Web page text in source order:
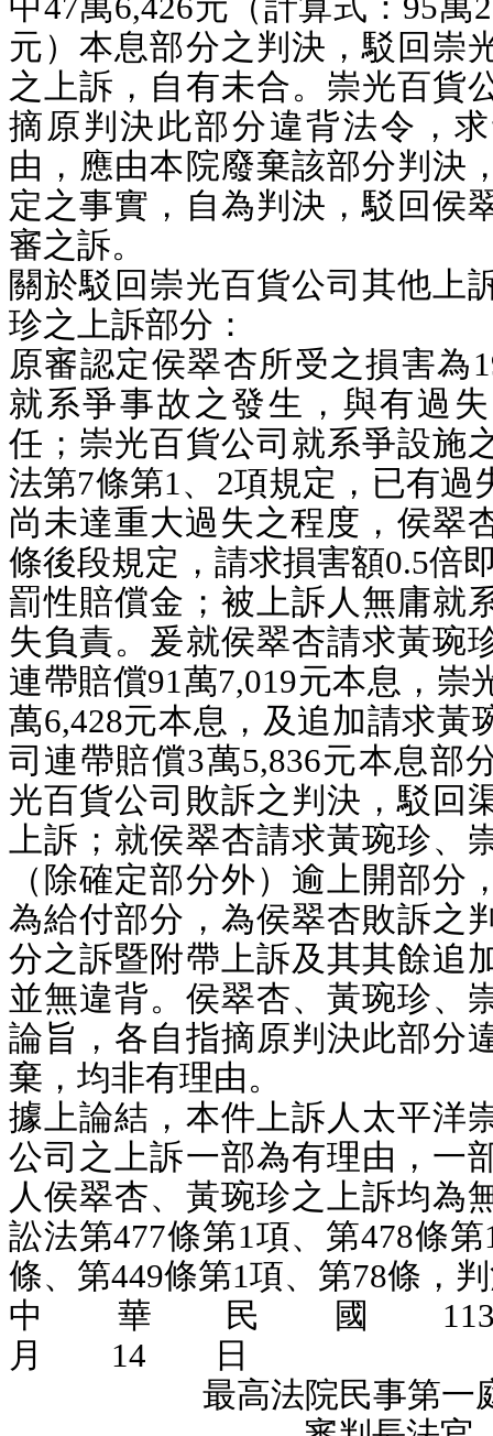
元）本息部分之判決，駁回崇
之上訴，自有未合。崇光百貨
摘原判決此部分違背法令，
由，應由本院廢棄該部分判決
定之事實，自為判決，駁回侯
審之訴。
關於駁回崇光百貨公司 其他上
珍之上訴部分：
原審認定侯翠杏所受之損害為
就系爭事故之發生，與有過
任；崇光百貨公司就系爭設施
法第7條第1、2項規定，已有過
尚未達重大過失之程度，侯翠
條後段規定，請求損害額0.5倍
罰性賠償金；被上訴人無庸就
失負責。爰就侯翠杏請求黃琬
連帶賠償91萬7,019元本息，崇
萬6,428元本息，及追加請求黃
司連帶賠償3萬5,836元本息部
光百貨公司敗訴之判決，駁回
上訴；就侯翠杏請求黃琬珍、
（除確定部分外）逾上開部分
為給付部分，為侯翠杏敗訴之
分之訴暨附帶上訴及其其餘追
並無違背。侯翠杏、黃琬珍、
論旨，各自指摘原判決此部分
棄 ，均非有理由。
據上論結，本件上訴人太平洋
公司之
上訴一部為有理由，一
人侯翠杏、黃琬珍之上訴均為
訟法第477條第1項、第478條
條、第449條第1項、第78條，
中 華 民 國
月 14 日
最高法院民事第一